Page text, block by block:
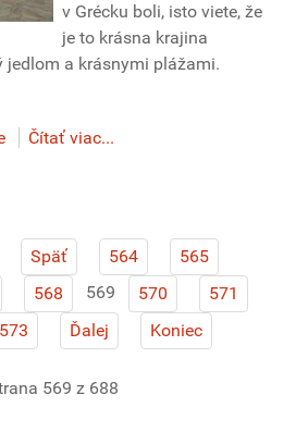
v Grécku boli, isto viete, že
je to krásna krajina
a krásnymi plážami.
Čítať viac...
Späť 564
565
568 569 570
571
573 Ďalej Koniec
569 z 688